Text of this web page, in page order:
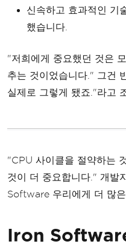
신속하고 효과적인 기
했습니다.
"저희에게 중요했던 것은
추는 것이었습니다." 그건
실제로 그렇게 됐죠."라고
"CPU 사이클을 절약하는
것이 더 중요합니다." 개발
Software 우리에게 더 많
Iron